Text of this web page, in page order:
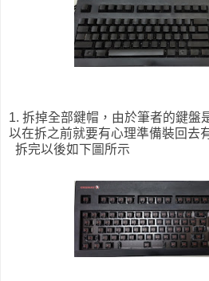
1. 拆掉全部鍵帽，由於筆者的鍵盤
以在拆之前就要有心理準備裝回去
拆完以後如下圖所示